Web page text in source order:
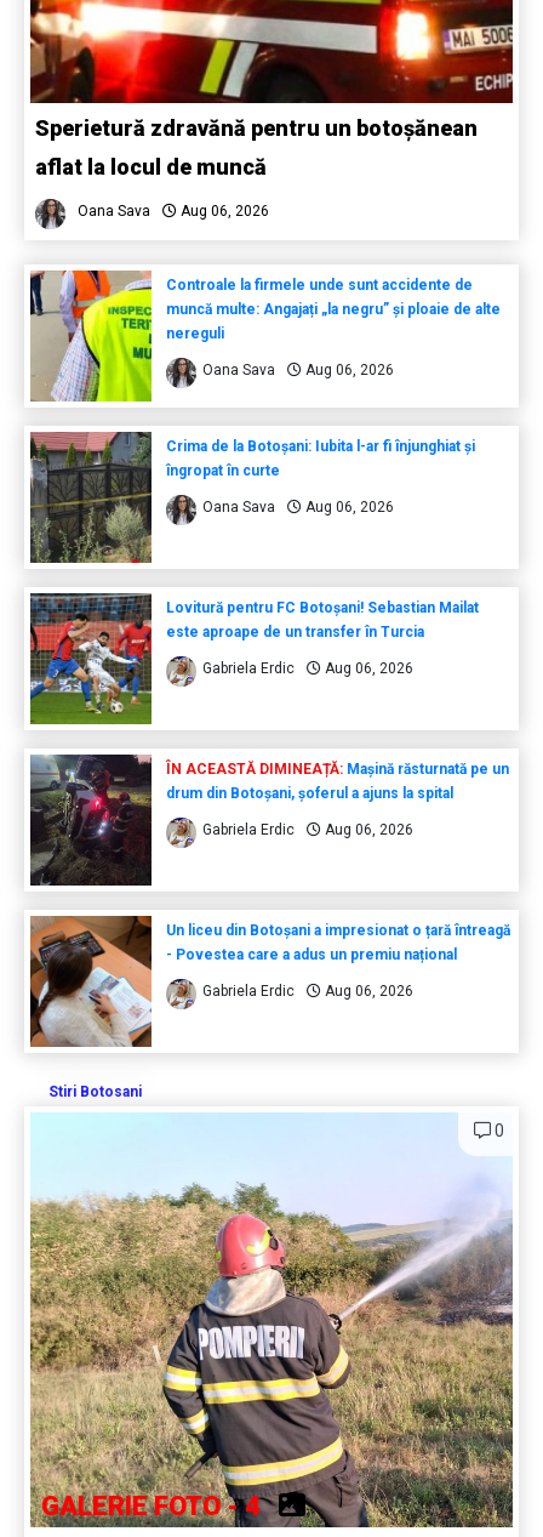
Sperietură zdravănă pentru un botoșănean
aflat la locul de muncă
Oana Sava Aug 06, 2026
Controale la firmele unde sunt accidente de
muncă multe: Angajați „la negru” și ploaie de alte
nereguli
Oana Sava Aug 06, 2026
Crima de la Botoșani: Iubita l-ar fi înjunghiat și
îngropat în curte
Oana Sava Aug 06, 2026
Lovitură pentru FC Botoșani! Sebastian Mailat
este aproape de un transfer în Turcia
Gabriela Erdic Aug 06, 2026
ÎN ACEASTĂ DIMINEAȚĂ: Mașină răsturnată pe un
drum din Botoșani, șoferul a ajuns la spital
Gabriela Erdic Aug 06, 2026
Un liceu din Botoșani a impresionat o țară întreagă
- Povestea care a adus un premiu național
Gabriela Erdic Aug 06, 2026
Stiri Botosani
0
GALERIE FOTO - 4